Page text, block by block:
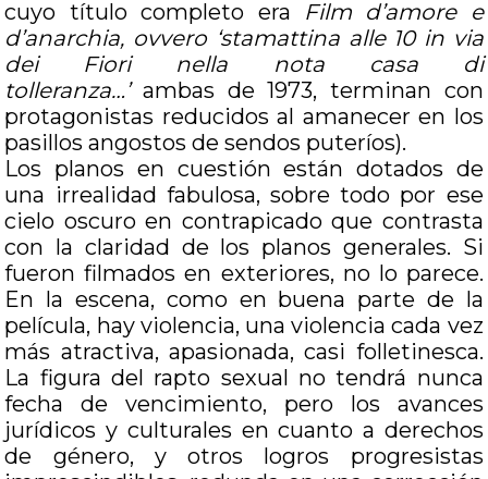
cuyo título completo era Film d’amore e
d’anarchia, ovvero ‘stamattina alle 10 in via
dei Fiori nella nota casa di
tolleranza…’ambas de 1973, terminan con
protagonistas reducidos al amanecer en los
pasillos angostos de sendos puteríos).
Los planos en cuestión están dotados de
una irrealidad fabulosa, sobre todo por ese
cielo oscuro en contrapicado que contrasta
con la claridad de los planos generales. Si
fueron filmados en exteriores, no lo parece.
En la escena, como en buena parte de la
película, hay violencia, una violencia cada vez
más atractiva, apasionada, casi folletinesca.
La figura del rapto sexual no tendrá nunca
fecha de vencimiento, pero los avances
jurídicos y culturales en cuanto a derechos
de género, y otros logros progresistas